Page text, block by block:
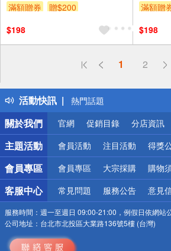
滿額贈券
贈$200
$198
滿額贈
$198
1 2
活動快訊
偏遠地區配送
得獎公告
熱門話題
銀行優惠
偏遠地區配送
詐騙網頁！請小心！
關於我們
官網 促銷目錄 分店資訊
主題活動 會員活動 注目活動 得獎
會員專區 會員專區 大宗採購 購物
客服中心 常見問題 服務公告 意見
服務時間： 週一至週日 09:00-21:00，例假日依網站
公司地址： 台北市北投區大業路136號5樓 (台灣)